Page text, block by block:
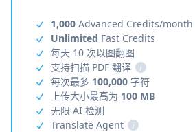
1,000 Advanced Credits/month
Unlimited Fast Credits
每天 10 次以图翻图
支持扫描 PDF 翻译
i
每次最多 100,000 字符
上传大小最高为 100 MB
无限 AI 检测
Translate Agent
i